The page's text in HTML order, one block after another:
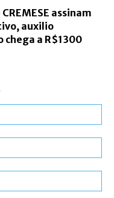
assinam
auxilio
a R$1300